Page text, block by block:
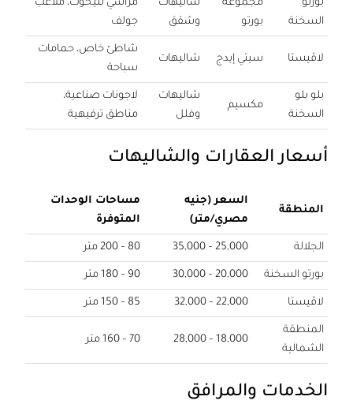
السخنة
مجموعة
شاليهات
وشقق
مراسي لليخوت، ملاعب
جولف
لاڤيستا سيتي إيدج شاليهات
شاطئ خاص، حمامات
سباحة
بلو بلو
السخنة
مكسيم
شاليهات
لاجونات صناعية،
مناطق ترفيهية
أسعار العقارات والشاليهات
المنطقة
السعر (جنيه
مصري/متر)
مساحات الوحدات
المتوفرة
الجلالة 25,000 – 35,000
بورتو السخنة 20,000 – 30,000
لاڤيستا 22,000 – 32,000
المنطقة
الشمالية
18,000 – 28,000
الخدمات والمرافق